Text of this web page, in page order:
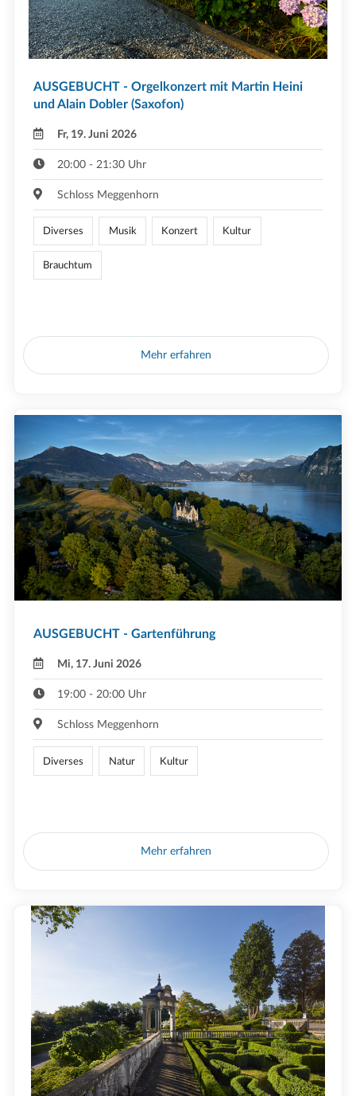
AUSGEBUCHT - Orgelkonzert mit Martin Heini
und Alain Dobler (Saxofon)
Fr, 19. Juni 2026
20:00 - 21:30 Uhr
Schloss Meggenhorn
Diverses Musik Konzert Kultur
Brauchtum
Mehr erfahren
AUSGEBUCHT - Gartenführung
Mi, 17. Juni 2026
19:00 - 20:00 Uhr
Schloss Meggenhorn
Diverses Natur Kultur
Mehr erfahren